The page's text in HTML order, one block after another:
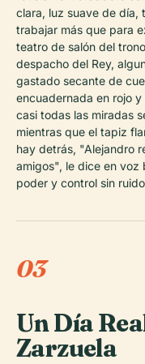
clara, luz suave de día,
trabajar más que para
teatro de salón del
despacho del Rey,
gastado secante de
encuadernada en rojo
casi todas las miradas
mientras que el tapiz
hay detrás, "Alejandro
amigos", le dice en voz
poder y control sin
03
Un Día
Zarzuela